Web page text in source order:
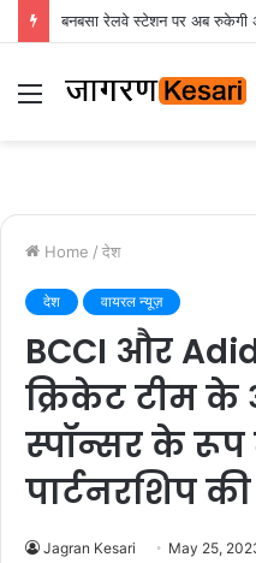
Menu
Home / देश
देश वायरल न्यूज़
BCCI और
क्रिकेट टीम
स्पॉन्सर के रूप
पार्टनरशिप
Jagran Kesari May 25,